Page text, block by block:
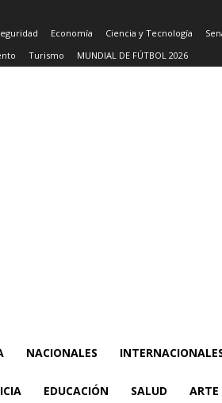
Economía Ciencia y Tecnología
Turismo MUNDIAL DE FÚTBOL 2026
NACIONALES
EDUCACIÓN SALUD ARTE